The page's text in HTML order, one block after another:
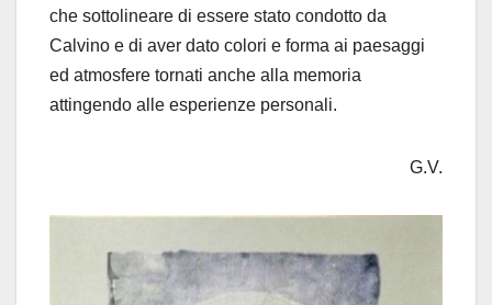
che sottolineare di essere stato condotto da
Calvino e di aver dato colori e forma ai paesaggi
ed atmosfere tornati anche alla memoria
attingendo alle esperienze personali.
G.V.